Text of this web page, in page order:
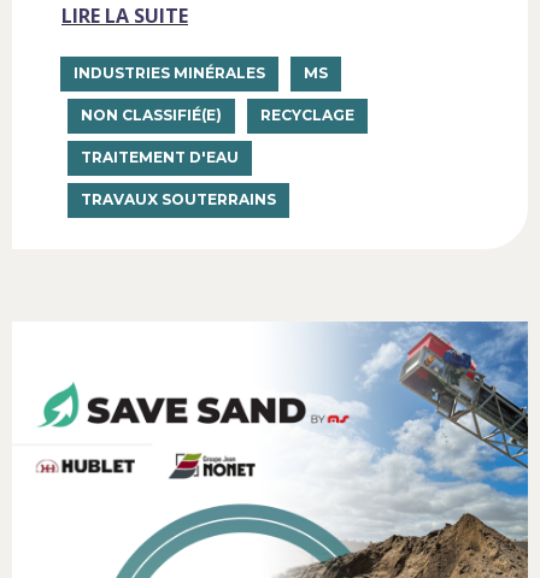
LIRE LA SUITE
INDUSTRIES MINÉRALES MS
NON CLASSIFIÉ(E) RECYCLAGE
TRAITEMENT D'EAU
TRAVAUX SOUTERRAINS